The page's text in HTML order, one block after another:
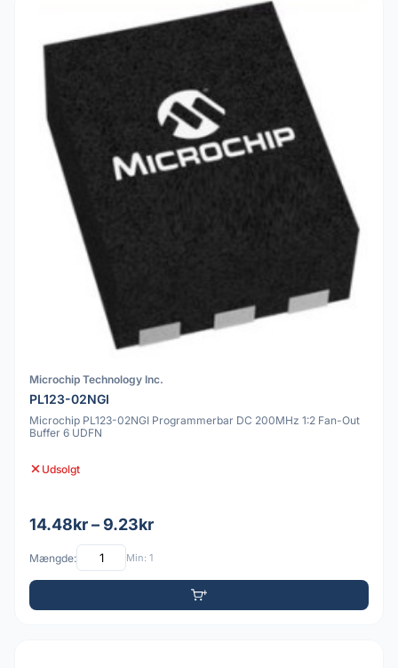
Microchip Technology Inc.
PL123-02NGI
Microchip PL123-02NGI Programmerbar DC 200MHz 1:2 Fan-Out
Buffer 6 UDFN
Udsolgt
14.48kr – 9.23kr
Mængde: Min: 1